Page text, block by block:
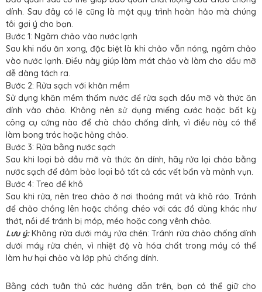
dính. Sau đây có lẽ cũng là một quy trình hoàn hảo mà chúng
tôi gợi ý cho bạn.
Bước 1: Ngâm chảo vào nước lạnh
Sau khi nấu ăn xong, đặc biệt là khi chảo vẫn nóng, ngâm chảo
vào nước lạnh. Điều này giúp làm mát chảo và làm cho dầu mỡ
dễ dàng tách ra.
Bước 2: Rửa sạch với khăn mềm
Sử dụng khăn mềm thấm nước để rửa sạch dầu mỡ và thức ăn
dính vào chảo. Không nên sử dụng miếng cước hoặc bất kỳ
công cụ cứng nào để chà chảo chống dính, vì điều này có thể
làm bong tróc hoặc hỏng chảo.
Bước 3: Rửa bằng nước sạch
Sau khi loại bỏ dầu mỡ và thức ăn dính, hãy rửa lại chảo bằng
nước sạch để đảm bảo loại bỏ tất cả các vết bẩn và mảnh vụn.
Bước 4: Treo để khô
Sau khi rửa, nên treo chảo ở nơi thoáng mát và khô ráo. Tránh
để chảo chồng lên hoặc chồng chéo với các đồ dùng khác như
thớt, nồi để tránh bị móp, méo hoặc cong vênh chảo.
Lưu ý:Không rửa dưới máy rửa chén: Tránh rửa chảo chống dính
dưới máy rửa chén, vì nhiệt độ và hóa chất trong máy có thể
làm hư hại chảo và lớp phủ chống dính.
Bằng cách tuân thủ các hướng dẫn trên, bạn có thể giữ cho